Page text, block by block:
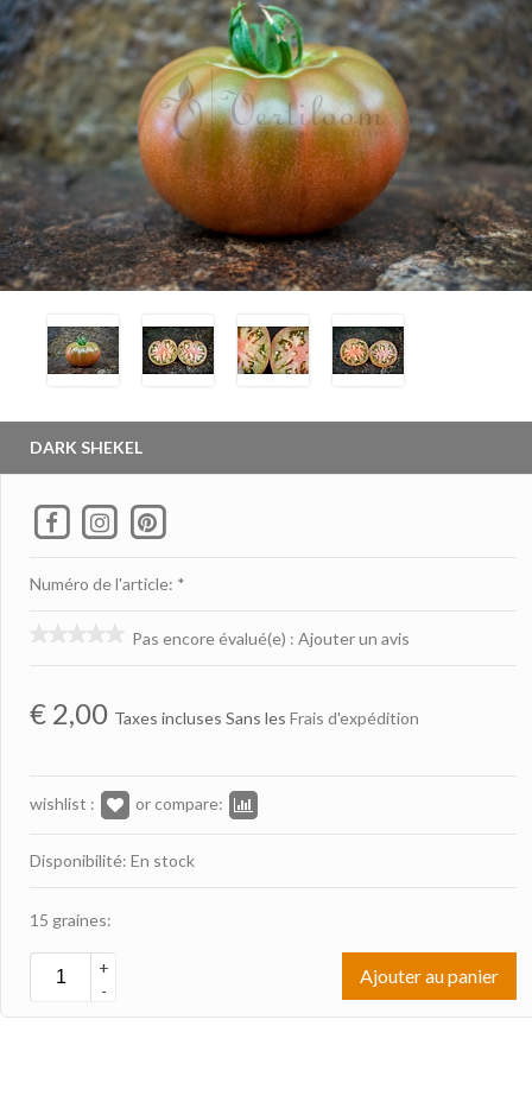
DARK SHEKEL
Numéro de l'article: *
Pas encore évalué(e) : Ajouter un avis
€ 2,00 Taxes incluses Sans les Frais d'expédition
wishlist : or compare:
Disponibilité: En stock
15 graines:
+
-
Ajouter au panier